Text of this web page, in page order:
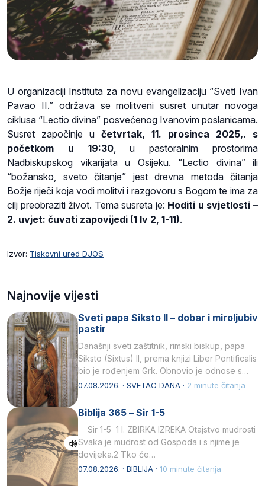
U organizaciji Instituta za novu evangelizaciju “Sveti Ivan
Pavao II.” održava se molitveni susret unutar novoga
ciklusa “Lectio divina” posvećenog Ivanovim poslanicama.
Susret započinje u četvrtak, 11. prosinca 2025,. s
početkom u 19:30, u pastoralnim prostorima
Nadbiskupskog vikarijata u Osijeku. “Lectio divina” ili
“božansko, sveto čitanje” jest drevna metoda čitanja
Božje riječi koja vodi molitvi i razgovoru s Bogom te ima za
cilj preobraziti život. Tema susreta je: Hoditi u svjetlosti –
2. uvjet: čuvati zapovijedi (1 Iv 2, 1-11).
Izvor: Tiskovni ured DJOS
Najnovije vijesti
Sveti papa Siksto II – dobar i miroljubiv
pastir
Današnji sveti zaštitnik, rimski biskup, papa
Siksto (Sixtus) II, prema knjizi Liber Pontificalis
bio je rođenjem Grk. Obnovio je odnose s
afričkim…
07.08.2026. · SVETAC DANA · 2 minute čitanja
Biblija 365 – Sir 1-5
Sir 1-5 1 I. ZBIRKA IZREKA Otajstvo mudrosti
Svaka je mudrost od Gospoda i s njime je
dovijeka.2 Tko će…
07.08.2026. · BIBLIJA · 10 minute čitanja